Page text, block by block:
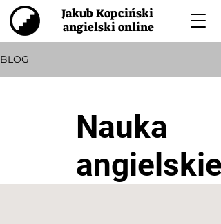
Jakub Kopciński
angielski online
BLOG
Nauka